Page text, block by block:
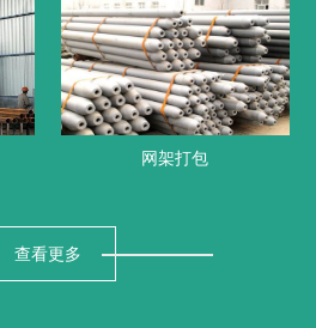
网架打包
查看更多